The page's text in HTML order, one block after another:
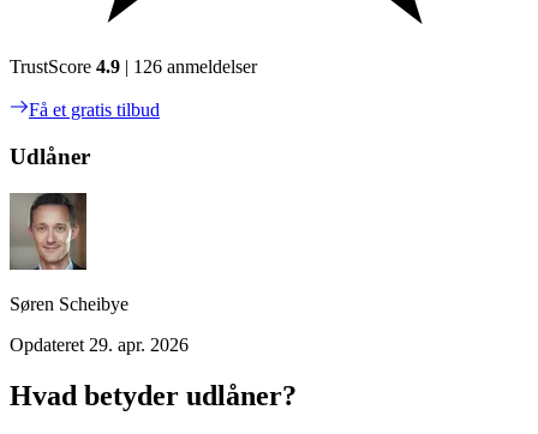
TrustScore 4.9 | 126 anmeldelser
Få et gratis tilbud
Udlåner
Søren Scheibye
Opdateret 29. apr. 2026
Hvad betyder udlåner?